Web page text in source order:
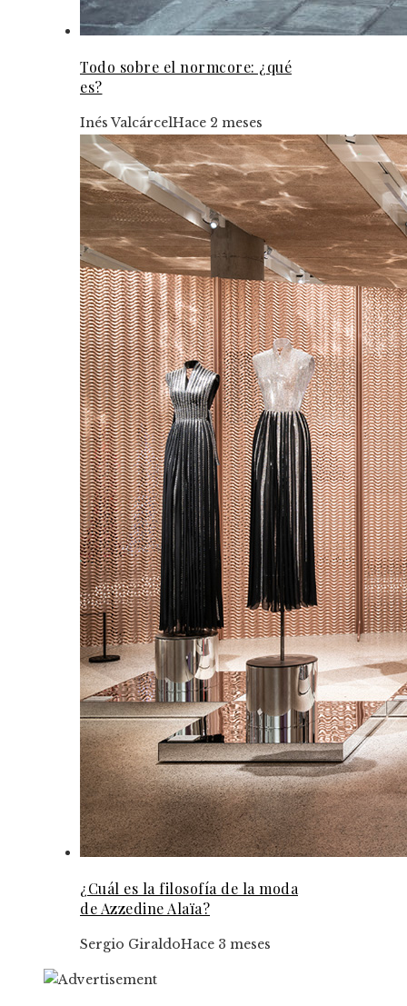
Todo sobre el normcore: ¿qué
es?
Inés ValcárcelHace 2 meses
¿Cuál es la filosofía de la moda
de Azzedine Alaïa?
Sergio GiraldoHace 3 meses